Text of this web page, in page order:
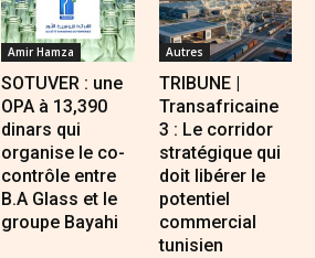
Amir Hamza
SOTUVER : une
OPA à 13,390
dinars qui
organise le co-
contrôle entre
B.A Glass et le
groupe Bayahi
Autres
TRIBUNE |
Transafricaine
3 : Le corridor
stratégique qui
doit libérer le
potentiel
commercial
tunisien